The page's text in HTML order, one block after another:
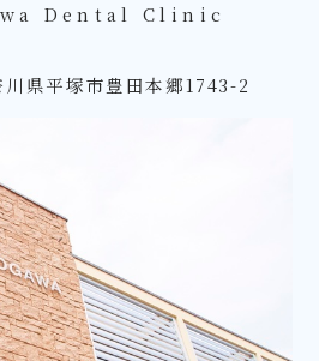
Dental Clinic
県平塚市豊田本郷1743-2